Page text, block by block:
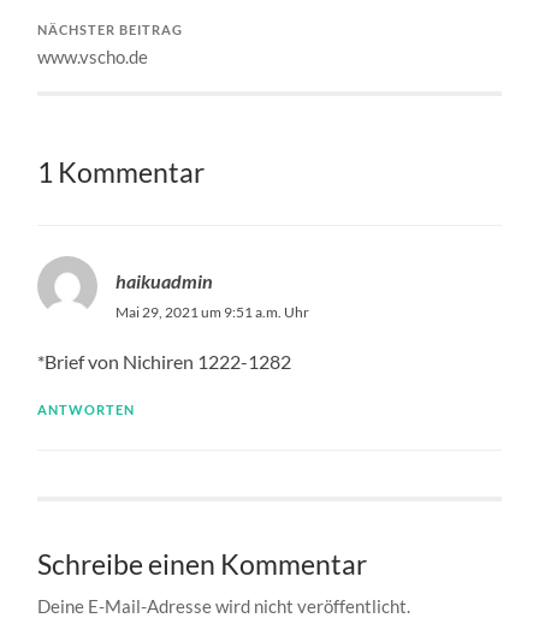
NÄCHSTER BEITRAG
www.vscho.de
1 Kommentar
haikuadmin
Mai 29, 2021 um 9:51 a.m. Uhr
*Brief von Nichiren 1222-1282
ANTWORTEN
Schreibe einen Kommentar
Deine E-Mail-Adresse wird nicht veröffentlicht.